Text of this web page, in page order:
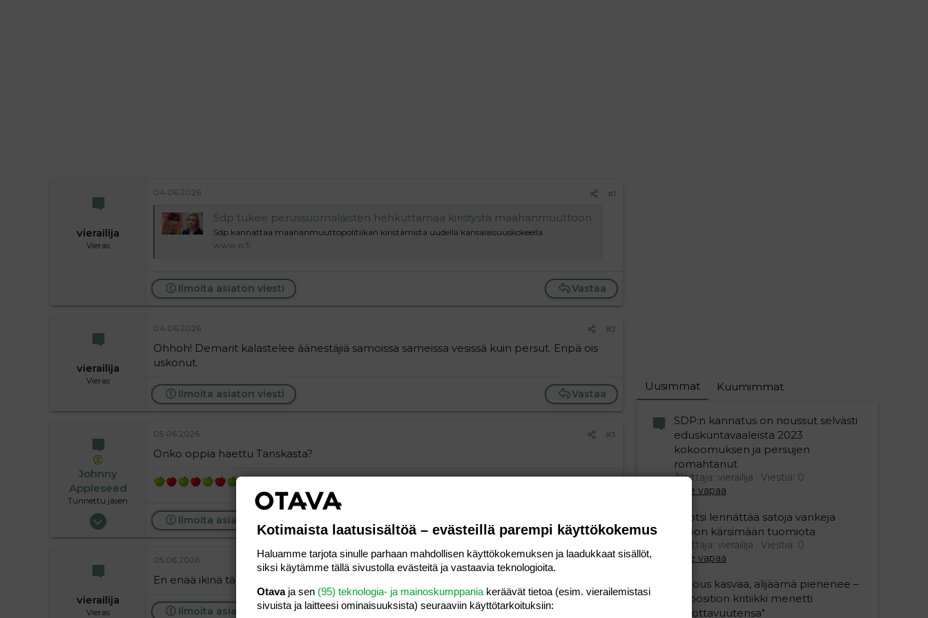
vierailija
Vieras
04.06.2026 #1
Sdp tukee perussuomalaisten hehkuttamaa kiristystä maahanmuuttoon
Sdp kannattaa maahanmuuttopolitiikan kiristämistä uudella kansalaisuuskokeella.
www.is.fi
Vastaa
Ilmoita asiaton viesti
vierailija
Vieras
04.06.2026 #2
Ohhoh! Demarit kalastelee äänestäjiä samoissa sameissa vesissä kuin persut. Enpä ois
uskonut.
Vastaa
Ilmoita asiaton viesti
Johnny
Appleseed
Tunnettu jäsen
05.03.2024
05.06.2026 #3
Onko oppia haettu Tanskasta?
Ilmoita asiaton viesti
vierailija
Vieras
05.06.2026 #4
En enää ikinä tämän jälkeen äänestä demareita.
Ilmoita asiaton viesti
Uusimmat Kuumimmat
SDP:n kannatus on noussut selvästi
eduskuntavaaleista 2023
kokoomuksen ja persujen
romahtanut
Aloittaja: vierailija
Viestiä: 0
Aihe vapaa
Ruotsi lennättää satoja vankeja
Viroon kärsimään tuomiota
Aloittaja: vierailija
Viestiä: 0
Aihe vapaa
"Talous kasvaa, alijäämä pienenee –
opposition kritiikki menetti
uskottavuutensa"
Kotimaista laatusisältöä – evästeillä parempi käyttökokemus
Haluamme tarjota sinulle parhaan mahdollisen käyttökokemuksen ja laadukkaat sisällöt,
siksi käytämme tällä sivustolla evästeitä ja vastaavia teknologioita.
Otavaja sen (95) teknologia- ja mainoskumppania keräävät tietoa (esim. vierailemis­tasi
sivuista ja laitteesi ominaisuuk­sista) seuraaviin käyttötarkoituksiin: